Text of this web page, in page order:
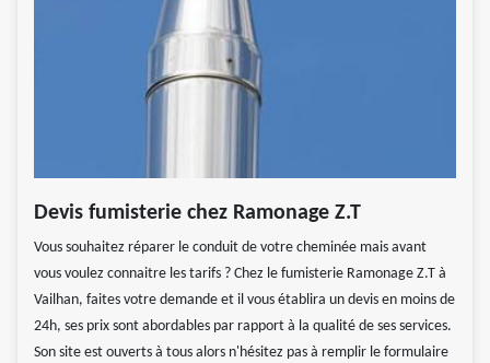
Devis fumisterie chez Ramonage Z.T
Vous souhaitez réparer le conduit de votre cheminée mais avant
vous voulez connaitre les tarifs ? Chez le fumisterie Ramonage Z.T à
Vailhan, faites votre demande et il vous établira un devis en moins de
24h, ses prix sont abordables par rapport à la qualité de ses services.
Son site est ouverts à tous alors n'hésitez pas à remplir le formulaire